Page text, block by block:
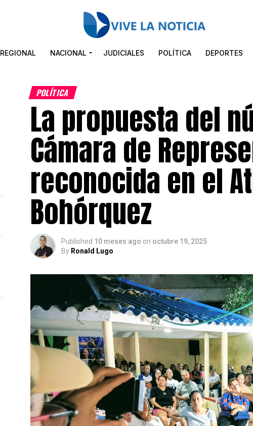
REGIONAL NACIONAL JUDICIALES POLÍTICA DEPORTES
POLÍTICA
La propuesta del
Cámara de
reconocida en el
Bohórquez
Published 10 meses ago on octubre 19, 2025
By Ronald Lugo